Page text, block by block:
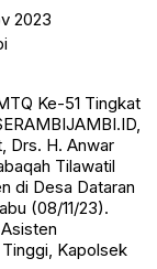
2023
Ke-51 Tingkat
Drs. H. Anwar
Tilawatil
di Desa Dataran
(08/11/23).
Kapolsek